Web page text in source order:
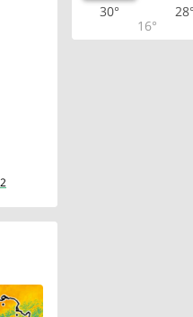
2
30°
16°
28°